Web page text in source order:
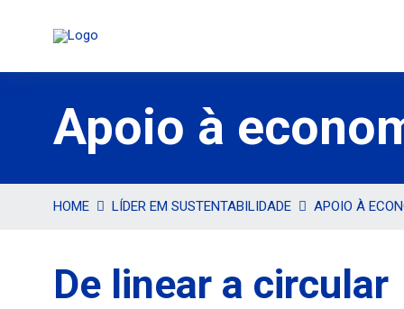
Apoio à
HOME LÍDER EM SUSTENTABILIDADE APOIO À
De linear a circular